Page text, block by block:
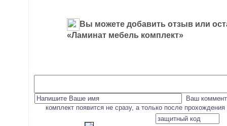
Вы можете добавить отзыв или
«Ламинат мебель комплект»
Ваш
комплект появится не сразу, а только после